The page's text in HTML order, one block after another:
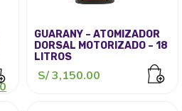
GUARANY – ATOMIZADOR
DORSAL MOTORIZADO – 18
LITROS
S/3,150.00